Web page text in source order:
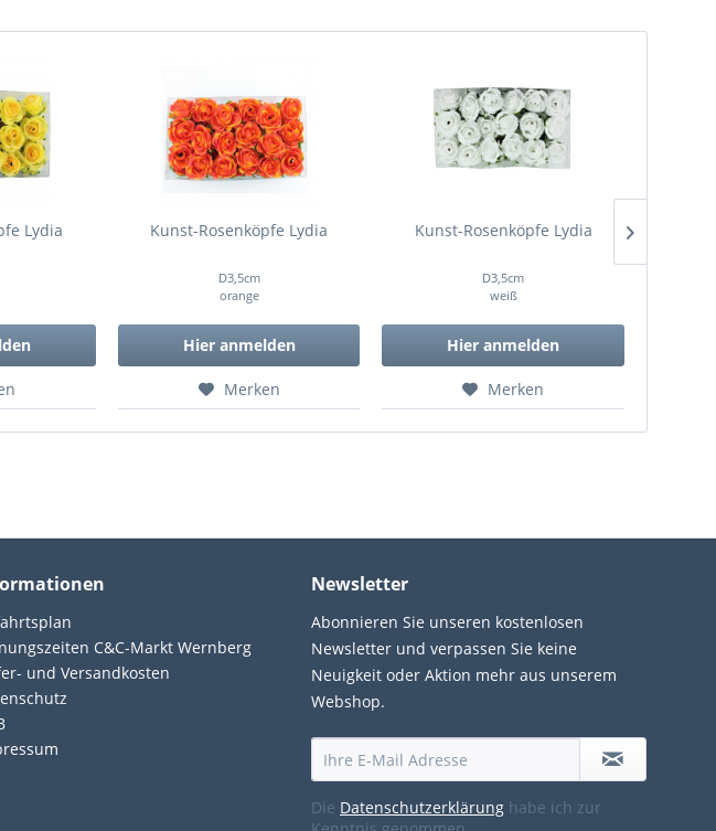
Lydia Kunst-Rosenköpfe Lydia
D3,5cm
orange
Hier anmelden
Merken
Kunst-Rosenköpfe Lydia
D3,5cm
weiß
Hier anmelden
Merken
C&C-Markt Wernberg
und Versandkosten
Newsletter
Abonnieren Sie unseren kostenlosen
Newsletter und verpassen Sie keine
Neuigkeit oder Aktion mehr aus unserem
Webshop.
Die Datenschutzerklärung habe ich zur